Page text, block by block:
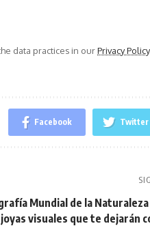
data practices in ourPrivacy Policy
Facebook Twitter
Mundial de la
joyas visuales que te dejarán